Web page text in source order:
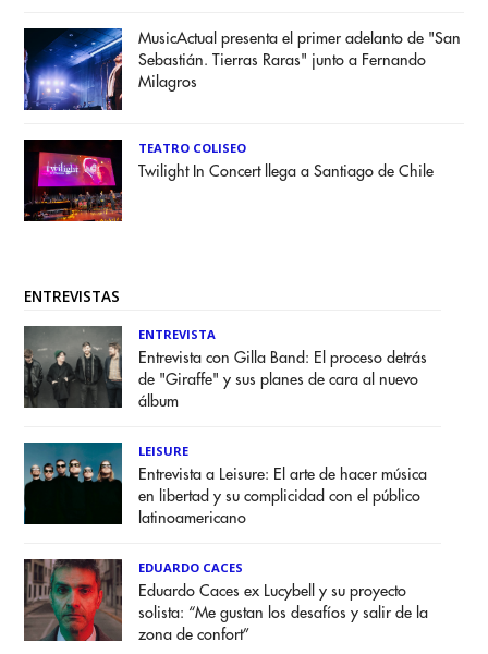
MusicActual presenta el primer adelanto de "San
Sebastián. Tierras Raras" junto a Fernando
Milagros
TEATRO COLISEO
Twilight In Concert llega a Santiago de Chile
ENTREVISTAS
ENTREVISTA
Entrevista con Gilla Band: El proceso detrás
de "Giraffe" y sus planes de cara al nuevo
álbum
LEISURE
Entrevista a Leisure: El arte de hacer música
en libertad y su complicidad con el público
latinoamericano
EDUARDO CACES
Eduardo Caces ex Lucybell y su proyecto
solista: “Me gustan los desafíos y salir de la
zona de confort”